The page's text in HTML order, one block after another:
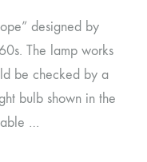
designed by
The lamp works
be checked by a
bulb shown in the
…